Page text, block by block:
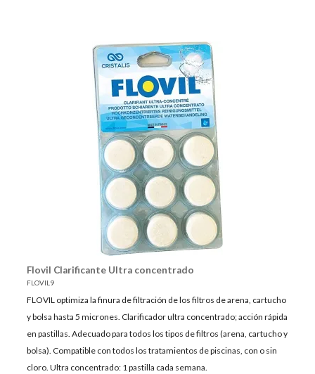
Flovil Clarificante Ultra concentrado
FLOVIL9
FLOVIL optimiza la finura de filtración de los filtros de arena, cartucho
y bolsa hasta 5 micrones. Clarificador ultra concentrado; acción rápida
en pastillas. Adecuado para todos los tipos de filtros (arena, cartucho y
bolsa). Compatible con todos los tratamientos de piscinas, con o sin
cloro. Ultra concentrado: 1 pastilla cada semana.